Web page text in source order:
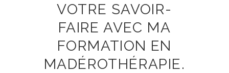
VOTRE SAVOIR-
FAIRE AVEC MA
FORMATION EN
MADÉROTHÉRAPIE.